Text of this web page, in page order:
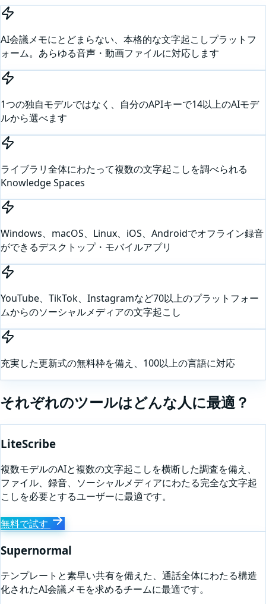
AI会議メモにとどまらない、本格的な文字起こしプラットフ
ォーム。あらゆる音声・動画ファイルに対応します
1つの独自モデルではなく、自分のAPIキーで14以上のAIモデ
ルから選べます
ライブラリ全体にわたって複数の文字起こしを調べられる
Knowledge Spaces
Windows、macOS、Linux、iOS、Androidでオフライン録音
ができるデスクトップ・モバイルアプリ
YouTube、TikTok、Instagramなど70以上のプラットフォー
ムからのソーシャルメディアの文字起こし
充実した更新式の無料枠を備え、100以上の言語に対応
それぞれのツールはどんな人に最適？
LiteScribe
複数モデルのAIと複数の文字起こしを横断した調査を備え、
ファイル、録音、ソーシャルメディアにわたる完全な文字起
こしを必要とするユーザーに最適です。
無料で試す
Supernormal
テンプレートと素早い共有を備えた、通話全体にわたる構造
化されたAI会議メモを求めるチームに最適です。